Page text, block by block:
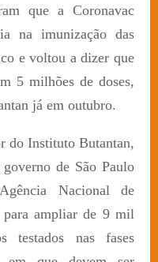
que a Coronavac
na imunização das
e voltou a dizer que
5 milhões de doses,
já em outubro.
do Instituto Butantan,
de São Paulo
Nacional de
ampliar de 9 mil
testados nas fases